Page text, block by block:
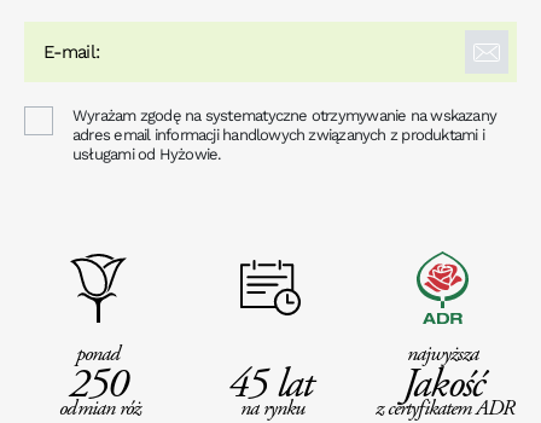
Wyrażam zgodę na systematyczne otrzymywanie na wskazany
adres email informacji handlowych związanych z produktami i
usługami od Hyżowie.
ponad
250
odmian róż
45 lat
na rynku
najwyższa
Jakość
z certyfikatem ADR